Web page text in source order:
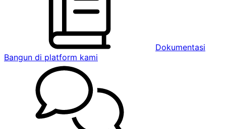
Dokumentasi
Bangun di platform kami